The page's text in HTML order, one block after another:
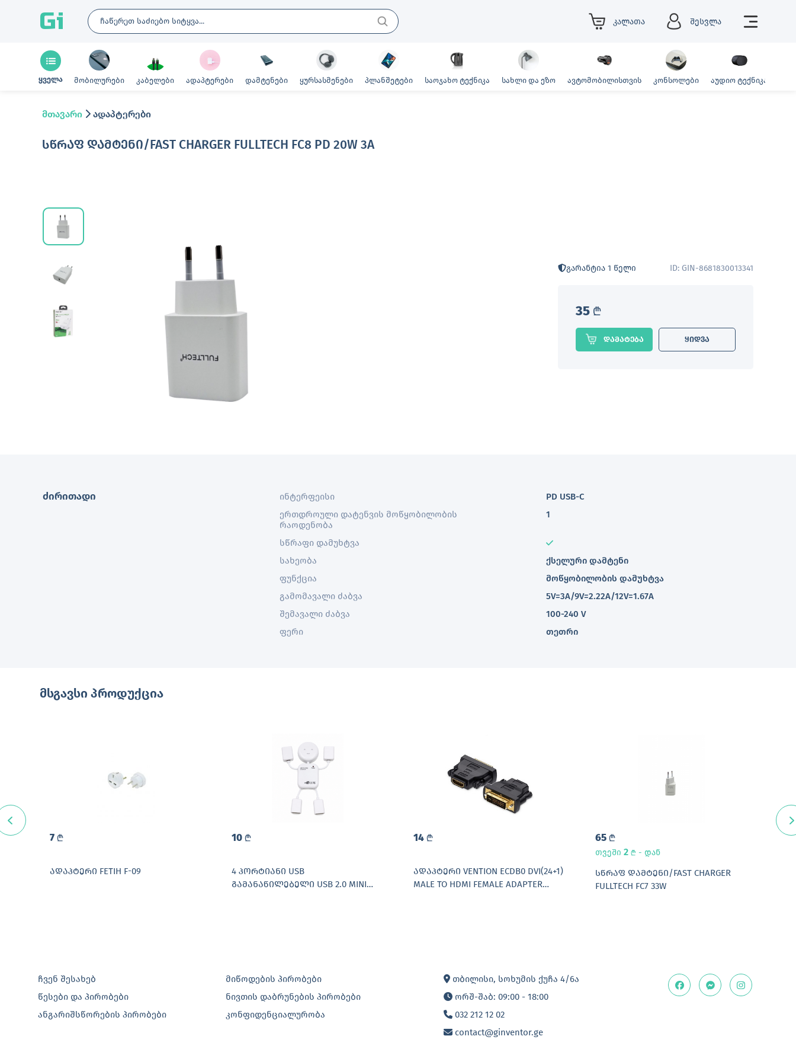
Gi კალათა შესვლა
ყველა მობილურები კაბელები ადაპტერები დამტენები ყურსასმენები პლანშეტები საოჯახო ტექნიკა სახლი და ეზო ავტომობილისთვის კონსოლები აუდიო ტექნიკა
მთავარი ადაპტერები
ᲡᲬᲠᲐᲤ ᲓᲐᲛᲢᲔᲜᲘ/FAST CHARGER FULLTECH FC8 PD 20W 3A
გარანტია 1 წელი ID: GIN-8681830013341
35 L
დამატება ყიდვა
ძირითადი ინტერფეისი
PD USB-C
ერთდროული დატენვის მოწყობილობის
რაოდენობა
1
სწრაფი დამუხტვა
სახეობა
ქსელური დამტენი
ფუნქცია
მოწყობილობის დამუხტვა
გამომავალი ძაბვა
5V=3A/9V=2.22A/12V=1.67A
შემავალი ძაბვა
100-240 V
ფერი
თეთრი
მსგავსი პროდუქცია
7 L
ᲐᲓᲐᲞᲢᲔᲠᲘ FETIH F-09
10 L
4 ᲞᲝᲠᲢᲘᲐᲜᲘ USB
ᲒᲐᲛᲐᲜᲐᲬᲘᲚᲔᲑᲔᲚᲘ USB 2.0 MINI
14 L
ᲐᲓᲐᲞᲢᲔᲠᲘ VENTION ECDB0 DVI(24+1)
MALE TO HDMI FEMALE ADAPTER
65 L
თვეში 2 L - დან
ᲡᲬᲠᲐᲤ ᲓᲐᲛᲢᲔᲜᲘ/FAST CHARGER
FULLTECH FC7 33W
35L
ჩვენ შესახებ
წესები და პირობები
ანგარიშსწორების პირობები
მიწოდების პირობები
ნივთის დაბრუნების პირობები
კონფიდენციალურობა
თბილისი, სოხუმის ქუჩა 4/6ა
ორშ-შაბ: 09:00 - 18:00
032 212 12 02
contact@ginventor.ge